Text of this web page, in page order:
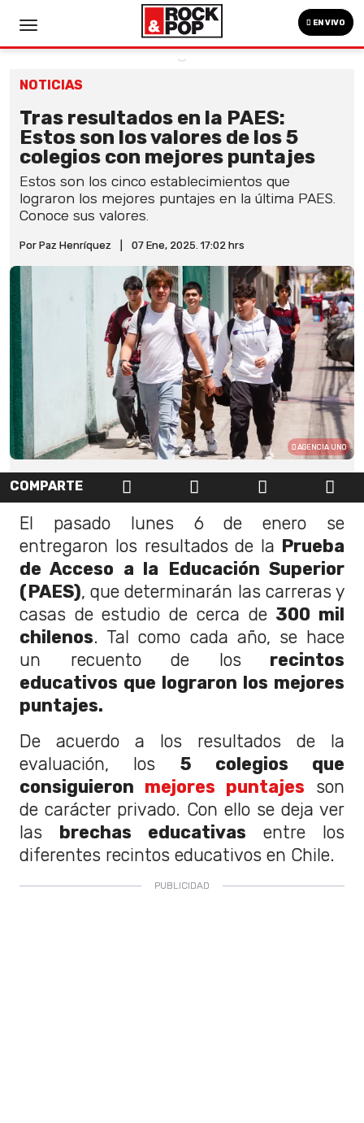
EN VIVO
NOTICIAS
Tras resultados en la PAES:
Estos son los valores de los 5
colegios con mejores puntajes
Estos son los cinco establecimientos que
lograron los mejores puntajes en la última PAES.
Conoce sus valores.
Por Paz Henríquez 07 Ene, 2025. 17:02 hrs
AGENCIA UNO
COMPARTE
El pasado lunes 6 de enero se
entregaron los resultados de la Prueba
de Acceso a la Educación Superior
(PAES), que determinarán las carreras y
casas de estudio de cerca de 300 mil
chilenos. Tal como cada año, se hace
un recuento de losrecintos
educativos que lograron los mejores
puntajes.
De acuerdo a los resultados de la
evaluación, los 5 colegios que
consiguieron mejores puntajes son
de carácter privado. Con ello se deja ver
las brechas educativas entre los
diferentes recintos educativos en Chile.